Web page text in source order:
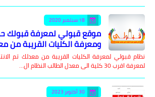
18 سبتمبر 2020
موقع قبولي لمعرفة قبولك
ومعرفة الكليات القريبة من
نظام قبولي لمعرفة الكليات القريبة من معدلك تم
لمعرفة اقرب 30 كلية الى معدل الطالب النظام ال…
30 أكتوبر 2023